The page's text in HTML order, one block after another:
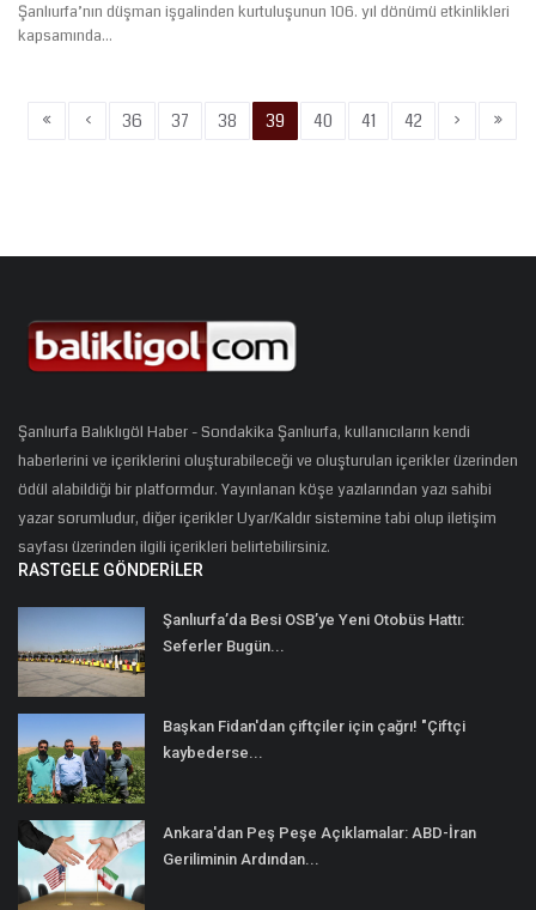
Şanlıurfa’nın düşman işgalinden kurtuluşunun 106. yıl dönümü etkinlikleri
kapsamında...
« ‹ 36 37 38 39 40 41 42 › »
Şanlıurfa Balıklıgöl Haber - Sondakika Şanlıurfa, kullanıcıların kendi
haberlerini ve içeriklerini oluşturabileceği ve oluşturulan içerikler üzerinden
ödül alabildiği bir platformdur. Yayınlanan köşe yazılarından yazı sahibi
yazar sorumludur, diğer içerikler Uyar/Kaldır sistemine tabi olup iletişim
sayfası üzerinden ilgili içerikleri belirtebilirsiniz.
RASTGELE GÖNDERILER
Şanlıurfa’da Besi OSB’ye Yeni Otobüs Hattı:
Seferler Bugün...
Başkan Fidan'dan çiftçiler için çağrı! "Çiftçi
kaybederse...
Ankara'dan Peş Peşe Açıklamalar: ABD-İran
Geriliminin Ardından...